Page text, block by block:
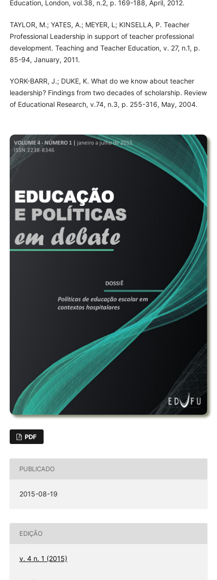
Education, London, vol.38, n.2, p. 169-188, April, 2012.
TAYLOR, M.; YATES, A.; MEYER, L; KINSELLA, P. Teacher
Professional Leadership in support of teacher professional
development. Teaching and Teacher Education, v. 27, n.1, p.
85-94, January, 2011.
YORK-BARR, J.; DUKE, K. What do we know about teacher
leadership? Findings from two decades of scholarship. Review
of Educational Research, v.74, n.3, p. 255-316, May, 2004.
PDF
PUBLICADO
2015-08-19
EDIÇÃO
v. 4 n. 1 (2015)